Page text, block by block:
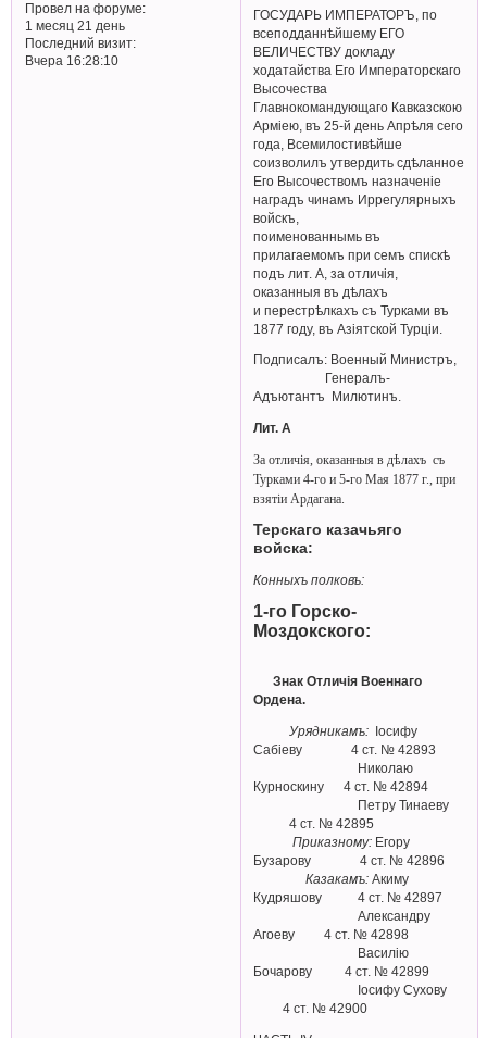
Провел на форуме:
1 месяц 21 день
Последний визит:
Вчера 16:28:10
ГОСУДАРЬ ИМПЕРАТОРЪ, по
всеподданнѣйшему ЕГО
ВЕЛИЧЕСТВУ докладу
ходатайства Его Императорскаго
Высочества
Главнокомандующаго Кавказскою
Арміею, въ 25-й день Апрѣля сего
года, Всемилостивѣйше
соизволилъ утвердить сдѣланное
Его Высочествомъ назначеніе
наградъ чинамъ Иррегулярныхъ
войскъ,
поименованнымь въ
прилагаемомъ при семъ спискѣ
подъ лит. А, за отличія,
оказанныя въ дѣлахъ
и перестрѣлкахъ съ Турками въ
1877 году, въ Азіятской Турціи.
Подписалъ: Военный Министръ,
Генералъ-
Адъютантъ Милютинъ.
Лит. А
За отличiя, оказанныя в дѣлахъ съ
Турками 4-го и 5-го Мая 1877 г., при
взятiи Ардагана.
Терскаго казачьяго
войска:
Конныхъ полковъ:
1-го Горско-
Моздокского:
Знак Отличiя Военнаго
Ордена.
Урядникамъ: Iосифу
Сабiеву 4 ст. № 42893
Николаю
Курноскину 4 ст. № 42894
Петру Тинаеву
4 ст. № 42895
Приказному: Егору
Бузарову 4 ст. № 42896
Казакамъ: Акиму
Кудряшову 4 ст. № 42897
Александру
Агоеву 4 ст. № 42898
Василiю
Бочарову 4 ст. № 42899
Iосифу Сухову
4 ст. № 42900